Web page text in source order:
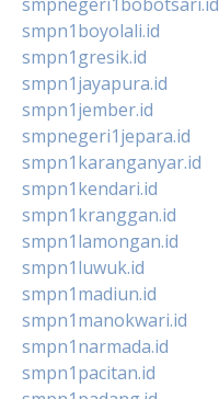
smpn1boyolali.id
smpn1gresik.id
smpn1jayapura.id
smpn1jember.id
smpnegeri1jepara.id
smpn1karanganyar.id
smpn1kendari.id
smpn1kranggan.id
smpn1lamongan.id
smpn1luwuk.id
smpn1madiun.id
smpn1manokwari.id
smpn1narmada.id
smpn1pacitan.id